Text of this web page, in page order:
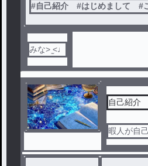
#自己紹介 #はじめまして #
みな>‎ ̫<♩
自己紹介
暇人が自